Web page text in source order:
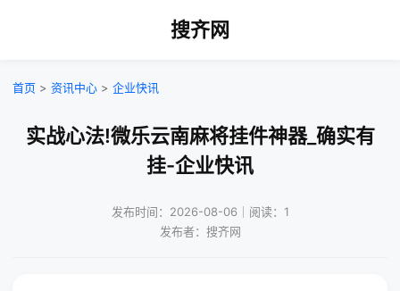
搜齐网
首页 > 资讯中心 > 企业快讯
实战心法!微乐云南麻将挂件神器_确实有
挂-企业快讯
发布时间：2026-08-06｜阅读：1
发布者：搜齐网